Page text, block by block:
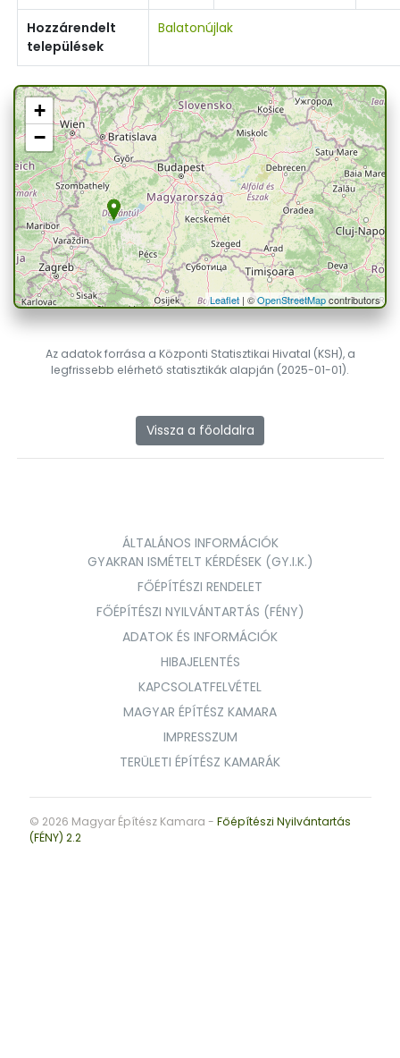
Hozzárendelt
települések
Balatonújlak
+
−
Leaflet| ©OpenStreetMapcontributors
Az adatok forrása a Központi Statisztikai Hivatal (KSH), a
legfrissebb elérhető statisztikák alapján (2025-01-01).
Vissza a főoldalra
ÁLTALÁNOS INFORMÁCIÓK
GYAKRAN ISMÉTELT KÉRDÉSEK (GY.I.K.)
FŐÉPÍTÉSZI RENDELET
FŐÉPÍTÉSZI NYILVÁNTARTÁS (FÉNY)
ADATOK ÉS INFORMÁCIÓK
HIBAJELENTÉS
KAPCSOLATFELVÉTEL
MAGYAR ÉPÍTÉSZ KAMARA
IMPRESSZUM
TERÜLETI ÉPÍTÉSZ KAMARÁK
© 2026 Magyar Építész Kamara - Főépítészi Nyilvántartás
(FÉNY) 2.2